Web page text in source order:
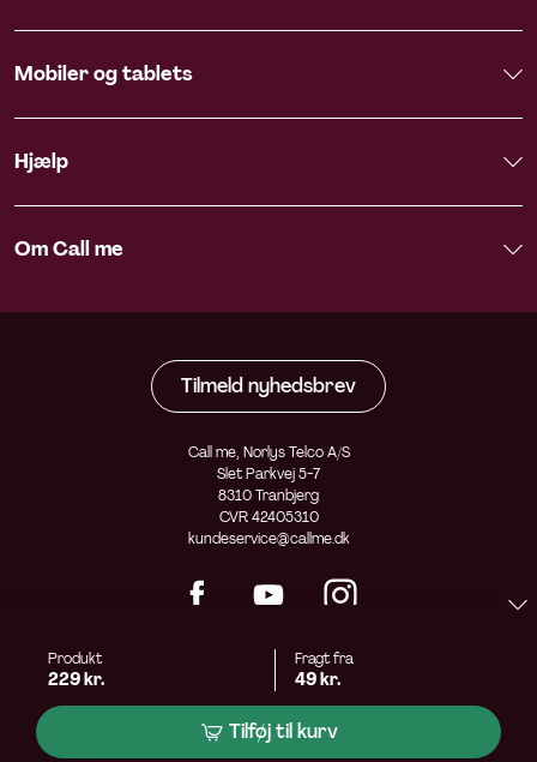
Produkt
229 kr.
Fragt fra
49 kr.
Tilføj til kurv
Mobiler og tablets
Hjælp
Om Call me
Tilmeld nyhedsbrev
Call me, Norlys Telco A/S
Slet Parkvej 5-7
8310 Tranbjerg
CVR 42405310
kundeservice@callme.dk